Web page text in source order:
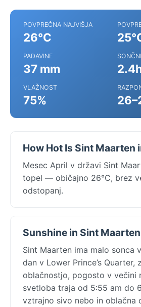
POVPREČNA NAJVIŠJA
26°C
PADAVINE
37 mm
VLAŽNOST
75%
How Hot Is Sint Maarten
Mesec April v državi Sint
topel — običajno 26°C, brez
odstopanj.
Sunshine in Sint
Sint Maarten ima malo sonca
dan v Lower Prince’s Quarter,
oblačnostjo, pogosto v večini
svetloba traja od 5:55 am do
vztrajno sivo nebo in oblačna